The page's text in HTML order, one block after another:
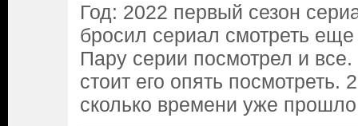
Год: 2022 первый сезон
бросил сериал смотреть
Пару серии посмотрел и
стоит его опять
сколько времени уже